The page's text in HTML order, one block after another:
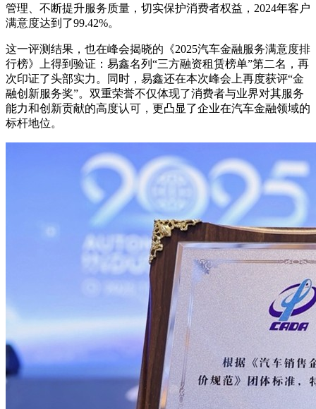
管理、不断提升服务质量，切实保护消费者权益，2024年客户
满意度达到了99.42%。
这一评测结果，也在峰会揭晓的《2025汽车金融服务满意度排
行榜》上得到验证：易鑫名列“三方融资租赁榜单”第二名，再
次印证了头部实力。同时，易鑫还在本次峰会上再度获评“金
融创新服务奖”。双重荣誉不仅体现了消费者与业界对其服务
能力和创新贡献的高度认可，更凸显了企业在汽车金融领域的
标杆地位。